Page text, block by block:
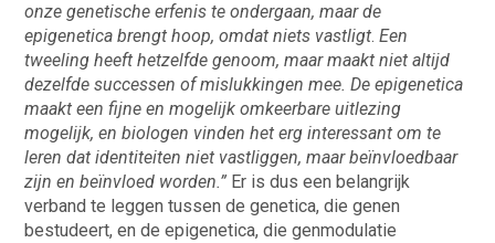
onze genetische erfenis te ondergaan, maar de
epigenetica brengt hoop, omdat niets vastligt. Een
tweeling heeft hetzelfde genoom, maar maakt niet altijd
dezelfde successen of mislukkingen mee. De epigenetica
maakt een fijne en mogelijk omkeerbare uitlezing
mogelijk, en biologen vinden het erg interessant om te
leren dat identiteiten niet vastliggen, maar beïnvloedbaar
zijn en beïnvloed worden.” Er is dus een belangrijk
verband te leggen tussen de genetica, die genen
bestudeert, en de epigenetica, die genmodulatie